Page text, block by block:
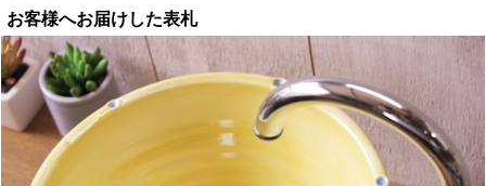
お客様へお届けした表札